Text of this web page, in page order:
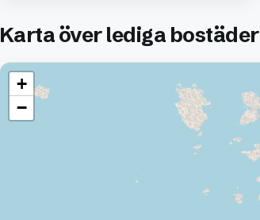
Karta över lediga bostäder
+
−